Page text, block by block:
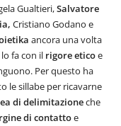
Gualtieri,Salvatore
Cristiano Godano e
ancora una volta
lo fa con il rigoreeticoe
Per questo ha
le sillabe per ricavarne
di delimitazioneche
di contattoe